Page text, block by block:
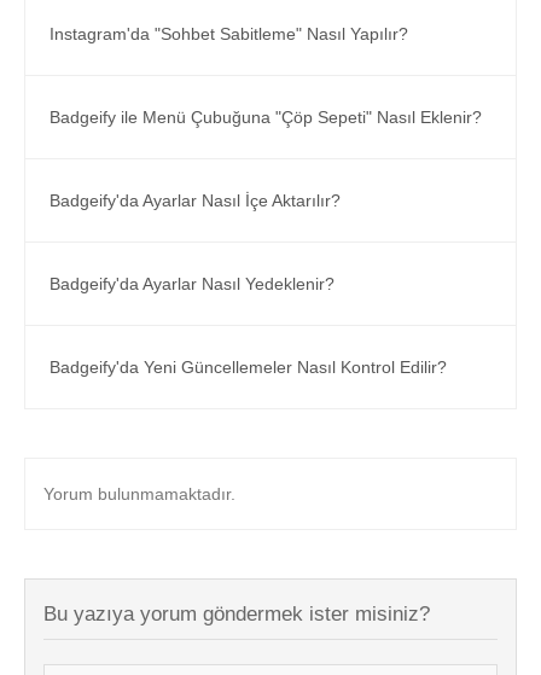
Instagram'da "Sohbet Sabitleme" Nasıl Yapılır?
Badgeify ile Menü Çubuğuna "Çöp Sepeti" Nasıl Eklenir?
Badgeify'da Ayarlar Nasıl İçe Aktarılır?
Badgeify'da Ayarlar Nasıl Yedeklenir?
Badgeify'da Yeni Güncellemeler Nasıl Kontrol Edilir?
Yorum bulunmamaktadır.
Bu yazıya yorum göndermek ister misiniz?